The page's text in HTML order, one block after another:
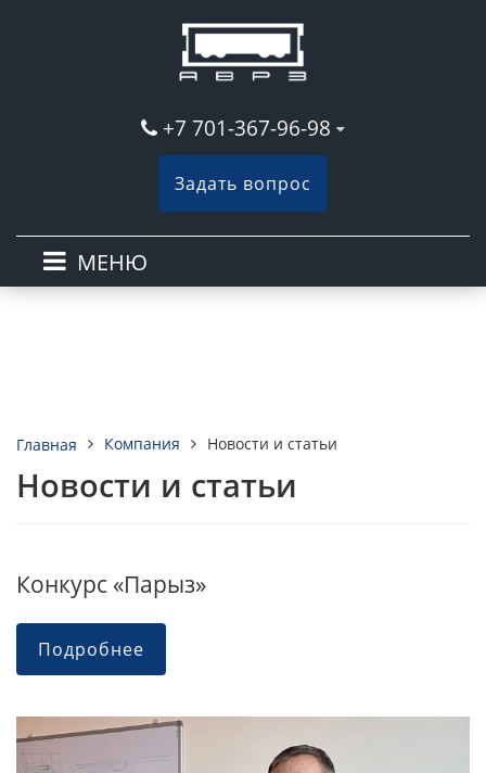
+7 701-367-96-98
Задать вопрос
МЕНЮ
Главная Компания Новости и статьи
Новости и статьи
Конкурс «Парыз»
Подробнее